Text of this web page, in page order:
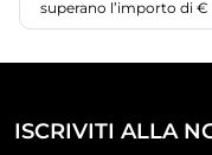
superano l’importo di €
ISCRIVITI ALLA